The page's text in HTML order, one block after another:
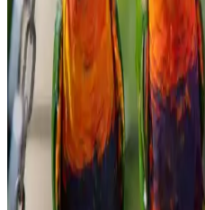
Bozkırlı Çavuşoğlu tahin, yüksek
yöntemleriyle sağlıklı
edilen organik ve katkısız bir tahin
Migros'ta Pratik ve
Seçenekleri ve Kullanım
Migros'ta satılan haşlamalık
içeriğiyle öne çıkar. Taze veya
yemeklerde ve atıştırmalıklarda
katmaya devam eder.